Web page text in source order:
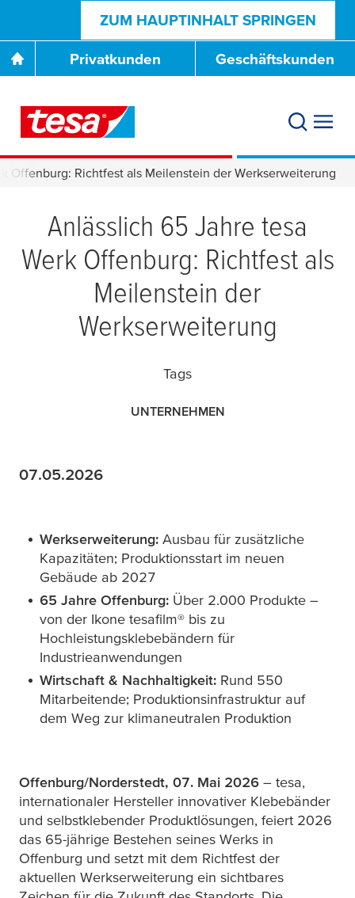
ZUM HAUPTINHALT SPRINGEN
Privatkunden Geschäftskunden
Offenburg: Richtfest als Meilenstein der Werkserweiterung
Anlässlich 65 Jahre tesa
Werk Offenburg: Richtfest als
Meilenstein der
Werkserweiterung
Tags
UNTERNEHMEN
07.05.2026
Werkserweiterung: Ausbau für zusätzliche
Kapazitäten; Produktionsstart im neuen
Gebäude ab 2027
65 Jahre Offenburg: Über 2.000 Produkte –
von der Ikone tesafilm® bis zu
Hochleistungsklebebändern für
Industrieanwendungen
Wirtschaft & Nachhaltigkeit: Rund 550
Mitarbeitende; Produktionsinfrastruktur auf
dem Weg zur klimaneutralen Produktion
Offenburg/Norderstedt, 07. Mai 2026 – tesa,
internationaler Hersteller innovativer Klebebänder
und selbstklebender Produktlösungen, feiert 2026
das 65-jährige Bestehen seines Werks in
Offenburg und setzt mit dem Richtfest der
aktuellen Werkserweiterung ein sichtbares